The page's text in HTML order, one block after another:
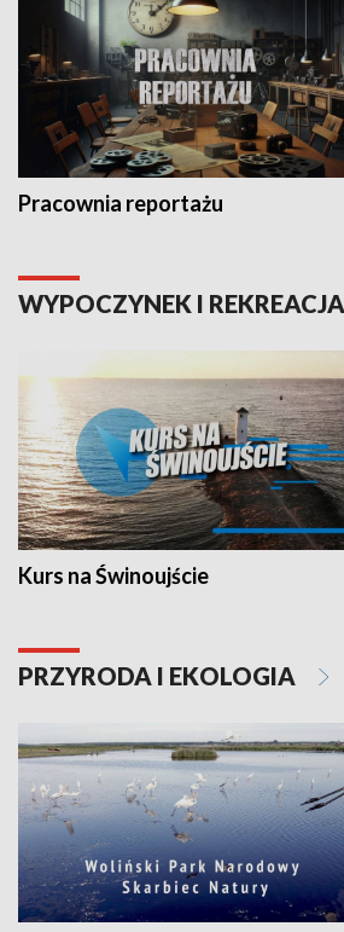
Pracownia reportażu
WYPOCZYNEK I REKREACJA
Kurs na Świnoujście
PRZYRODA I EKOLOGIA